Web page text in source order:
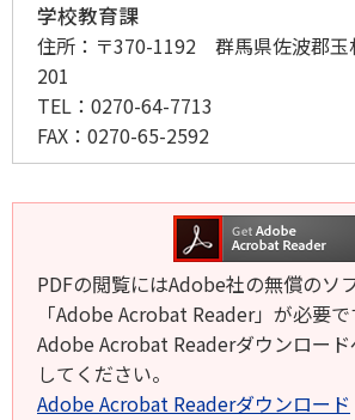
学校教育課
住所： 〒370-1192 群馬県佐波郡玉
201
TEL： 0270-64-7713
FAX： 0270-65-2592
PDFの閲覧にはAdobe社の無償のソ
「Adobe Acrobat Reader」が必要
Adobe Acrobat Readerダウンロー
してください。
Adobe Acrobat Readerダウンロード